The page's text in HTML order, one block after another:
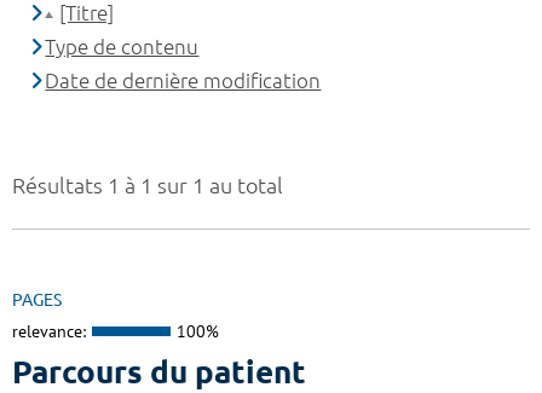
Résultats 1 à 1 sur 1 au total
PAGES
relevance: 100%
Parcours du patient
[Titre]
Type de contenu
Date de dernière modification